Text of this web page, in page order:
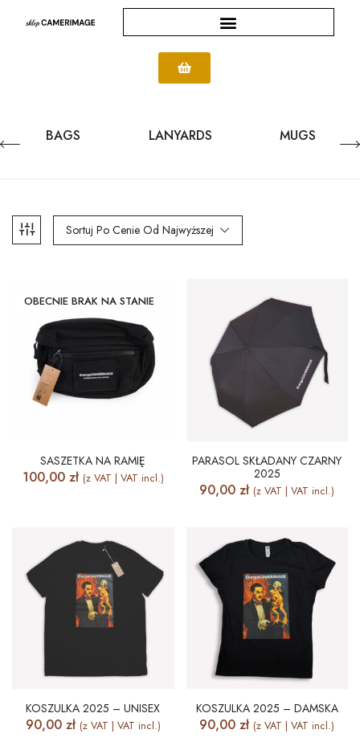
BAGS LANYARDS MUGS
Sortuj Po Cenie Od Najwyższej
OBECNIE BRAK NA STANIE
SASZETKA NA RAMIĘ
100,00 zł (z VAT | VAT incl.)
PARASOL SKŁADANY CZARNY
2025
90,00zł (z VAT | VAT incl.)
KOSZULKA 2025 – UNISEX
90,00 zł (z VAT | VAT incl.)
KOSZULKA 2025 – DAMSKA
90,00zł (z VAT | VAT incl.)